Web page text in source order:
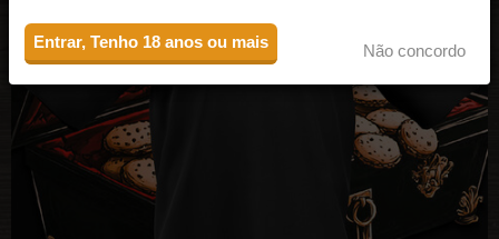
Entrar, Tenho 18 anos ou mais Não concordo